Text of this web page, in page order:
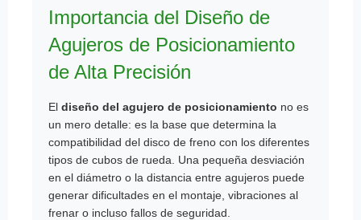
Importancia del Diseño de
Agujeros de Posicionamiento
de Alta Precisión
El diseño del agujero de posicionamiento no es
un mero detalle: es la base que determina la
compatibilidad del disco de freno con los diferentes
tipos de cubos de rueda. Una pequeña desviación
en el diámetro o la distancia entre agujeros puede
generar dificultades en el montaje, vibraciones al
frenar o incluso fallos de seguridad.